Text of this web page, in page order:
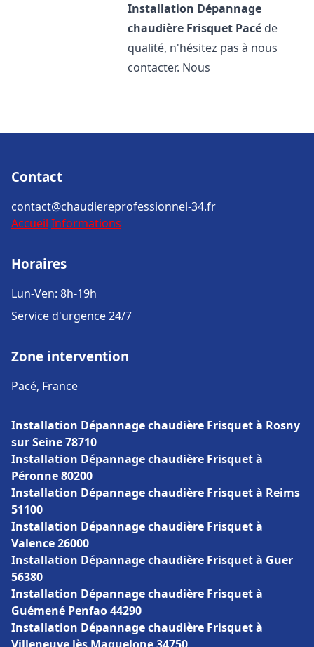
Installation Dépannage
chaudière Frisquet Pacé de
qualité, n'hésitez pas à nous
contacter. Nous
Contact
contact@chaudiereprofessionnel-34.fr
Accueil Informations
Horaires
Lun-Ven: 8h-19h
Service d'urgence 24/7
Zone intervention
Pacé, France
Installation Dépannage chaudière Frisquet à Rosny
sur Seine 78710
Installation Dépannage chaudière Frisquet à
Péronne 80200
Installation Dépannage chaudière Frisquet à Reims
51100
Installation Dépannage chaudière Frisquet à
Valence 26000
Installation Dépannage chaudière Frisquet à Guer
56380
Installation Dépannage chaudière Frisquet à
Guémené Penfao 44290
Installation Dépannage chaudière Frisquet à